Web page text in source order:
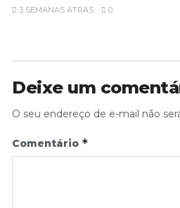
3 SEMANAS ATRÁS 0
Deixe um
O seu endereço de e-mail não
Comentário *